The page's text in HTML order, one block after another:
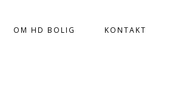
OM HD BOLIG KONTAKT